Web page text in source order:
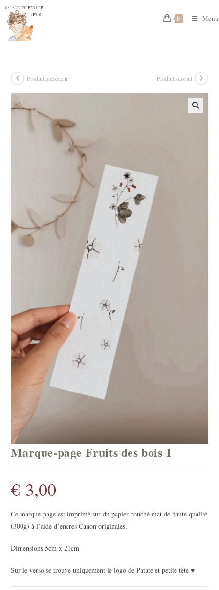
Skip
content
0 Menu
Produit précédent Produit suivant
Marque-page Fruits des bois 1
€ 3,00
Ce marque-page est imprimé sur du papier couché mat de haute qualité
(300g) à l’aide d’encres Canon originales.
Dimensions 5cm x 21cm
Sur le verso se trouve uniquement le logo de Patate et petite tête ♥